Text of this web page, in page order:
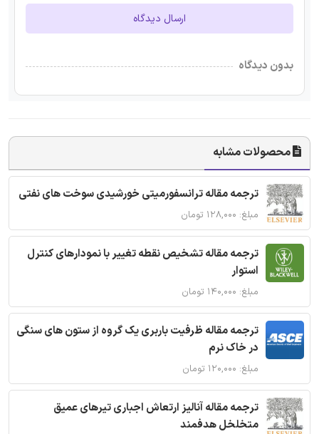
ارسال دیدگاه
بدون دیدگاه
محصولات مشابه
ترجمه مقاله ترانسفورمیتی خورشیدی سوخت های نفتی
مبلغ: ۱۲۸,۰۰۰ تومان
ترجمه مقاله تشخیص نقطه تغییر با نمودارهای کنترل
استوار
مبلغ: ۱۴۰,۰۰۰ تومان
ترجمه مقاله ظرفیت باربری یک گروه از ستون های سنگی
در خاک نرم
مبلغ: ۱۲۰,۰۰۰ تومان
ترجمه مقاله آنالیز ارتعاش اجباری تیرهای عمیق
متخلخل هدفمند